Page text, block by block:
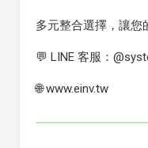
多元整合選擇，讓您
💬 LINE 客服：
🌐 www.einv.tw